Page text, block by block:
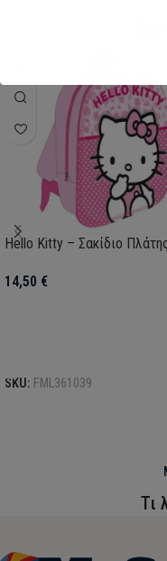
Hello Kitty – Σακίδιο
14,50 €
SKU: FML361039
Τι